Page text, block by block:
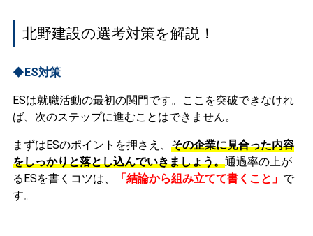
北野建設の選考対策を解説！
◆ES対策
ESは就職活動の最初の関門です。ここを突破できなけれ
ば、次のステップに進むことはできません。
まずはESのポイントを押さえ、 その企業に見合った内容
をしっかりと落とし込んでいきましょう。通過率の上が
るESを書くコツは、
「結論から組み立てて書くこと」 で
す。